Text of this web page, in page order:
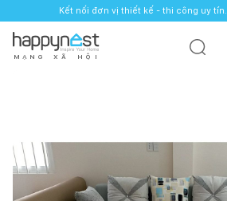
Kết nối đơn vị thiết kế - thi công uy tín.
M Ạ N G X Ã H Ộ I